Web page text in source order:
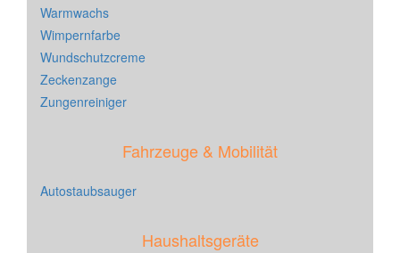
Warmwachs
Wimpernfarbe
Wundschutzcreme
Zeckenzange
Zungenreiniger
Fahrzeuge & Mobilität
Autostaubsauger
Haushaltsgeräte